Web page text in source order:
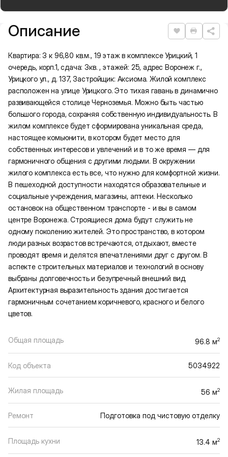
Подробная информация
Описание Нравится
Квартира: 3 к 96,80 кв.м., 19 этаж в комплексе Урицкий, 1
очередь, корп.1, сдача: 3кв. , этажей: 25, адрес Воронеж г.,
Урицкого ул., д. 137, Застройщик: Аксиома. Жилой комплекс
расположен на улице Урицкого. Это тихая гавань в динамично
развивающейся столице Черноземья. Можно быть частью
большого города, сохраняя собственную индивидуальность. В
жилом комплексе будет сформирована уникальная среда,
настоящее комьюнити, в котором будет место для
собственных интересов и увлечений и в то же время — для
гармоничного общения с другими людьми. В окружении
жилого комплекса есть все, что нужно для комфортной жизни.
В пешеходной доступности находятся образовательные и
социальные учреждения, магазины, аптеки. Несколько
остановок на общественном транспорте - и вы в самом
центре Воронежа. Строящиеся дома будут служить не
одному поколению жителей. Это пространство, в котором
люди разных возрастов встречаются, отдыхают, вместе
проводят время и делятся впечатлениями друг с другом. В
аспекте строительных материалов и технологий в основу
выбраны долговечность и безупречный внешний вид.
Архитектурная выразительность здания достигается
гармоничным сочетанием коричневого, красного и белого
цветов.
Общая площадь 96.8 м2
Код объекта 5034922
Жилая площадь 56 м2
Ремонт Подготовка под чистовую отделку
Площадь кухни 13.4 м2